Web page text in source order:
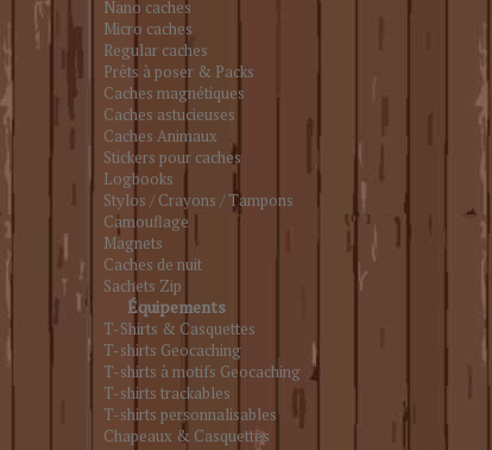
Nano caches
Micro caches
Regular caches
Prêts à poser & Packs
Caches magnétiques
Caches astucieuses
Caches Animaux
Stickers pour caches
Logbooks
Stylos / Crayons / Tampons
Camouflage
Magnets
Caches de nuit
Sachets Zip
Équipements
T-Shirts & Casquettes
T-shirts Geocaching
T-shirts à motifs Geocaching
T-shirts trackables
T-shirts personnalisables
Chapeaux & Casquettes